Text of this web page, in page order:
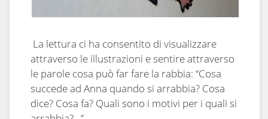
La lettura ci ha consentito di visualizzare
attraverso le illustrazioni e sentire attraverso
le parole cosa può far fare la rabbia: “Cosa
succede ad Anna quando si arrabbia? Cosa
dice? Cosa fa? Quali sono i motivi per i quali si